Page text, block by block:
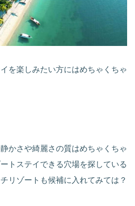
を楽しみたい方にはめちゃくちゃ
かさや綺麗さの質はめちゃくちゃ
トステイできる穴場を探している
リゾートも候補に入れてみては？